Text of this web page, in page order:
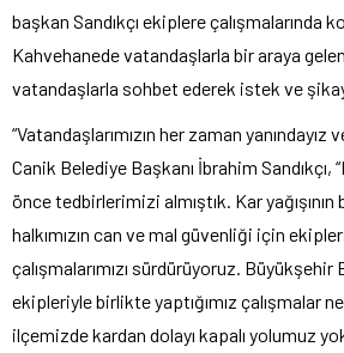
başkan Sandıkçı ekiplere çalışmalarında
Kahvehanede vatandaşlarla bir araya
vatandaşlarla sohbet ederek istek ve
“Vatandaşlarımızın her zaman yanındayız
Canik Belediye Başkanı İbrahim Sandıkçı,
önce tedbirlerimizi almıştık. Kar yağışının
halkımızın can ve mal güvenliği için
çalışmalarımızı sürdürüyoruz.
ekipleriyle birlikte yaptığımız çalışmalar
ilçemizde kardan dolayı kapalı yolumuz